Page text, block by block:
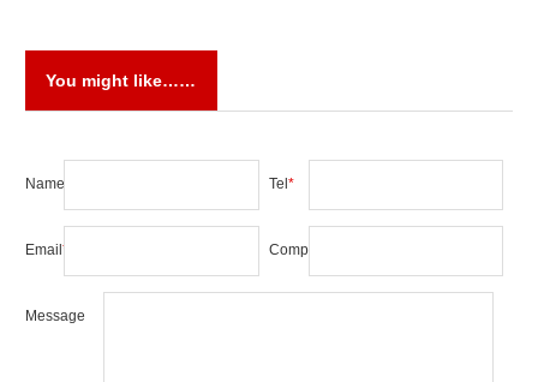
You might like……
Name Tel *
Email * Company
Message